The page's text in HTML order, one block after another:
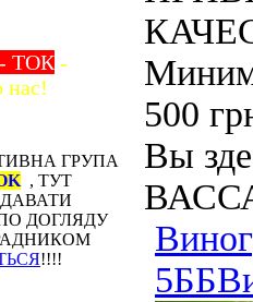
ТОК -
нас!
ГРУПА
, ТУТ
ДОГЛЯДУ
!!!!
500
Вы
5ББ